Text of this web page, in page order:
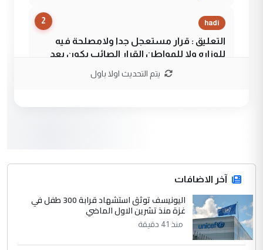
2 hadi
التعليق : قرار مستعجل جدا ولامصلحة فيه
للوزاره ولا للمواطن القرار الصائب يكون بعد
جنسية الرافد الثالث للعراق ومن اصول عريقة
ابا فرات ...
الموضوع :
الجواهري يرد على صدام حسين سل
مضجعيك يابن الزنا (نص كامل)
4 سردار
يتم التحديث اولا باول
آخر الاضافات
اليونيسف توثق استشهاد قرابة 300 طفل في
غزة منذ تشرين الاول الماضي
منذ 41 دقيقة